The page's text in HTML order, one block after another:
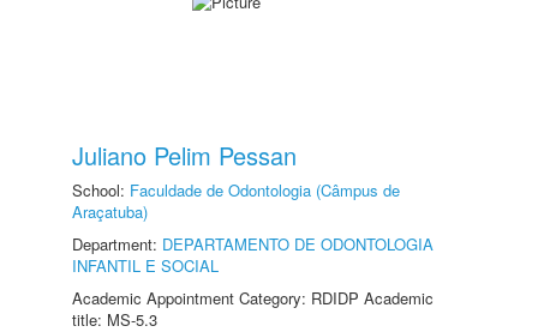
Juliano Pelim Pessan
School: Faculdade de Odontologia (Câmpus de
Araçatuba)
Department: DEPARTAMENTO DE ODONTOLOGIA
INFANTIL E SOCIAL
Academic Appointment Category: RDIDP Academic
title: MS-5.3